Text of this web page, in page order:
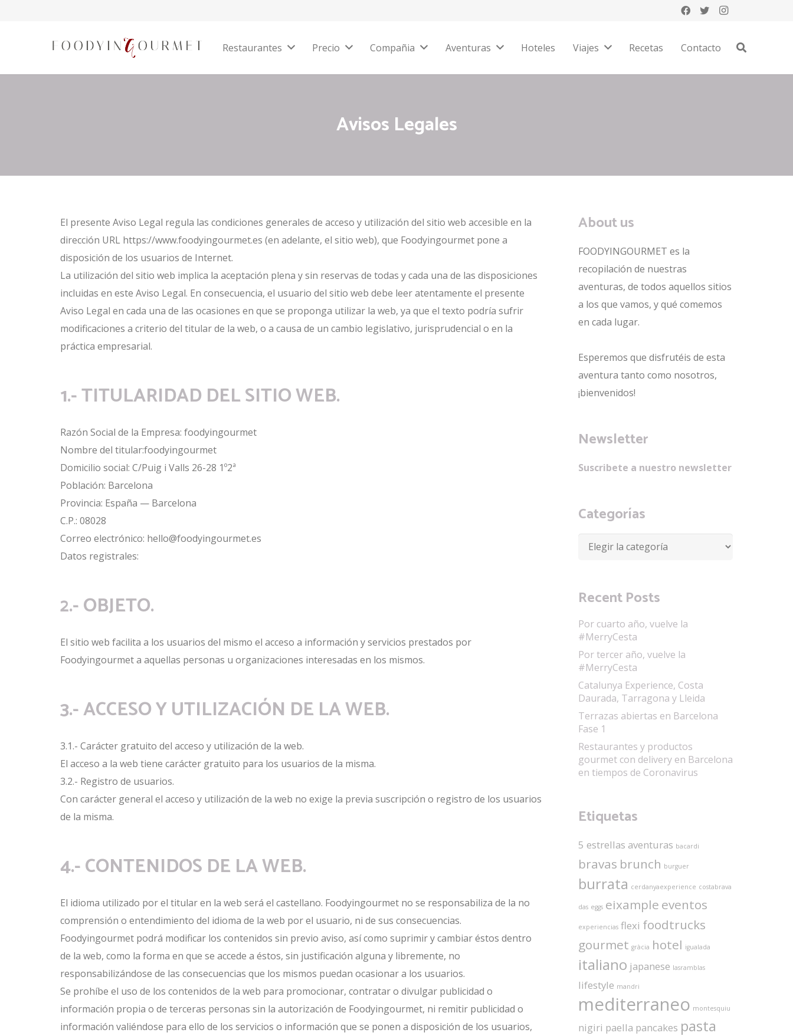
Restaurantes Precio Compañia Aventuras Hoteles Viajes Recetas Contacto
Avisos Legales
El presente Aviso Legal regula las condiciones generales de acceso y utilización del sitio web accesible en la
dirección URL https://www.foodyingourmet.es (en adelante, el sitio web), que Foodyingourmet pone a
disposición de los usuarios de Internet.
La utilización del sitio web implica la aceptación plena y sin reservas de todas y cada una de las disposiciones
incluidas en este Aviso Legal. En consecuencia, el usuario del sitio web debe leer atentamente el presente
Aviso Legal en cada una de las ocasiones en que se proponga utilizar la web, ya que el texto podría sufrir
modificaciones a criterio del titular de la web, o a causa de un cambio legislativo, jurisprudencial o en la
práctica empresarial.
1.- TITULARIDAD DEL SITIO WEB.
Razón Social de la Empresa: foodyingourmet
Nombre del titular:foodyingourmet
Domicilio social: C/Puig i Valls 26-28 1º2ª
Población: Barcelona
Provincia: España — Barcelona
C.P.: 08028
Correo electrónico: hello@foodyingourmet.es
Datos registrales:
2.- OBJETO.
El sitio web facilita a los usuarios del mismo el acceso a información y servicios prestados por
Foodyingourmet a aquellas personas u organizaciones interesadas en los mismos.
3.- ACCESO Y UTILIZACIÓN DE LA WEB.
3.1.- Carácter gratuito del acceso y utilización de la web.
El acceso a la web tiene carácter gratuito para los usuarios de la misma.
3.2.- Registro de usuarios.
Con carácter general el acceso y utilización de la web no exige la previa suscripción o registro de los usuarios
de la misma.
4.- CONTENIDOS DE LA WEB.
El idioma utilizado por el titular en la web será el castellano. Foodyingourmet no se responsabiliza de la no
comprensión o entendimiento del idioma de la web por el usuario, ni de sus consecuencias.
Foodyingourmet podrá modificar los contenidos sin previo aviso, así como suprimir y cambiar éstos dentro
de la web, como la forma en que se accede a éstos, sin justificación alguna y libremente, no
responsabilizándose de las consecuencias que los mismos puedan ocasionar a los usuarios.
Se prohíbe el uso de los contenidos de la web para promocionar, contratar o divulgar publicidad o
información propia o de terceras personas sin la autorización de Foodyingourmet, ni remitir publicidad o
información valiéndose para ello de los servicios o información que se ponen a disposición de los usuarios,
About us
FOODYINGOURMET es la
recopilación de nuestras
aventuras, de todos aquellos sitios
a los que vamos, y qué comemos
en cada lugar.
Esperemos que disfrutéis de esta
aventura tanto como nosotros,
¡bienvenidos!
Newsletter
Suscribete a nuestro newsletter
Categorías
Categorías
Recent Posts
Por cuarto año, vuelve la
#MerryCesta
Por tercer año, vuelve la
#MerryCesta
Catalunya Experience, Costa
Daurada, Tarragona y Lleida
Terrazas abiertas en Barcelona
Fase 1
Restaurantes y productos
gourmet con delivery en Barcelona
en tiempos de Coronavirus
Etiquetas
5 estrellas aventuras bacardi
bravas brunch burguer
burrata cerdanyaexperience costabrava
das eggs eixample eventos
experiencias flexi foodtrucks
gourmet gràcia hotel igualada
italiano japanese lasramblas
lifestyle mandri
mediterraneo montesquiu
nigiri paella pancakes pasta